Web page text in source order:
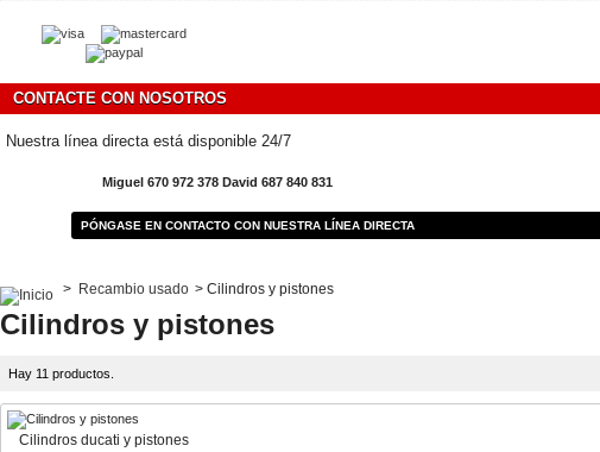
CONTACTE CON NOSOTROS
Nuestra línea directa está disponible 24/7
Miguel 670 972 378 David 687 840 831
PÓNGASE EN CONTACTO CON NUESTRA LÍNEA DIRECTA
> Recambio usado > Cilindros y pistones
Cilindros y pistones
Hay 11 productos.
Cilindros ducati y pistones